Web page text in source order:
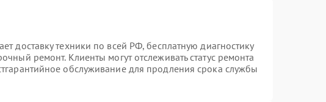
доставку техники по всей РФ, бесплатную диагностику
ремонт. Клиенты могут отслеживать статус ремонта
обслуживание для продления срока службы